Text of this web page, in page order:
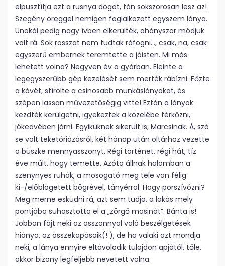
elpusztítja ezt a rusnya dögöt, tán sokszorosan lesz az!
Szegény öreggel nemigen foglalkozott egyszem lánya.
Unokái pedig nagy ívben elkerülték, ahányszor módjuk
volt rá. Sok rosszat nem tudtak ráfogni…, csak, na, csak
egyszerű embernek teremtette a jóisten. Mi más
lehetett volna? Negyven év a gyárban. Eleinte a
legegyszerűbb gép kezelését sem merték rábízni. Főzte
a kávét, stírölte a csinosabb munkáslányokat, és
szépen lassan művezetőségig vitte! Eztán a lányok
kezdték kerülgetni, igyekeztek a közelébe férkőzni,
jókedvében járni. Egyiküknek sikerült is, Marcsinak. Á, szó
se volt teketóriázásról, két hónap után oltárhoz vezette
a büszke mennyasszonyt. Régi történet, régi hát, tíz
éve múlt, hogy temette. Azóta állnak halomban a
szenynyes ruhák, a mosogató meg tele van félig
ki-/elöblögetett bögrével, tányérral. Hogy porszívózni?
Meg merne esküdni rá, azt sem tudja, a lakás mely
pontjába suhasztotta el a „zörgő masinát”. Bánta is!
Jobban fájt neki az asszonnyal való beszélgetések
hiánya, az összekapásaik(! ), de ha valaki azt mondja
neki, a lánya ennyire eltávolodik tulajdon apjától, tőle,
akkor bizony legfeljebb nevetett volna.